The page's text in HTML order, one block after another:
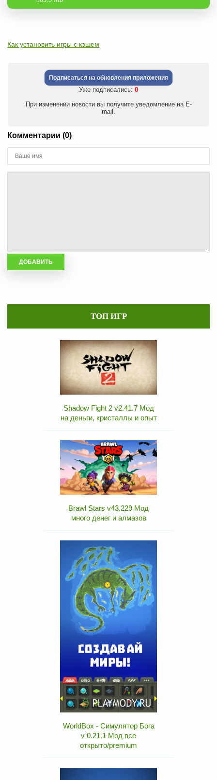
Как установить игры с кэшем
Подписаться на обновления приложения
Уже подписались: 0
При изменении новости вы получите уведомление на E-
mail.
Комментарии (0)
ТОП ИГР
Shadow Fight 2 v2.41.7 Мод
на деньги, кристаллы и опыт
Brawl Stars v43.229 Мод
много денег и алмазов
WorldBox - Симулятор Бога
v 0.21.1 Мод все
открыто/premium